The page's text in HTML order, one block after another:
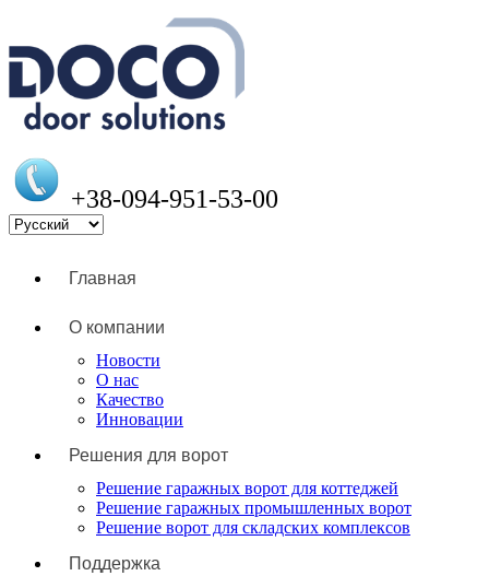
+38-094-951-53-00
Главная
О компании
Новости
О нас
Качество
Инновации
Решения для ворот
Решение гаражных ворот для коттеджей
Решение гаражных промышленных ворот
Решение ворот для складских комплексов
Поддержка